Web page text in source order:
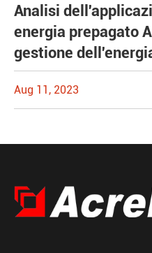
Analisi
energia prepagato
gestione
Aug 11, 2023